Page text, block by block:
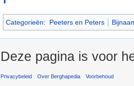
Categorieën: Peeters en Peters
Deze pagina is voor
Privacybeleid Over Berghapedia Voorbehoud